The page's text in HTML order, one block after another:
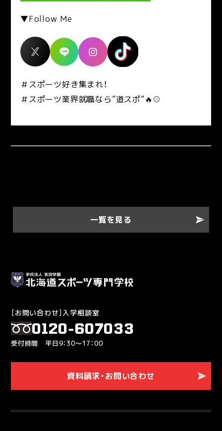
▼Follow Me
＃スポーツ好き集まれ！
＃スポーツ業界就職なら”道スポ”🔥⚾
一覧を見る
［お問い合わせ］入学相談室
0120-607033
受付時間 平日9：30～17：00
資料請求・お問い合わせ